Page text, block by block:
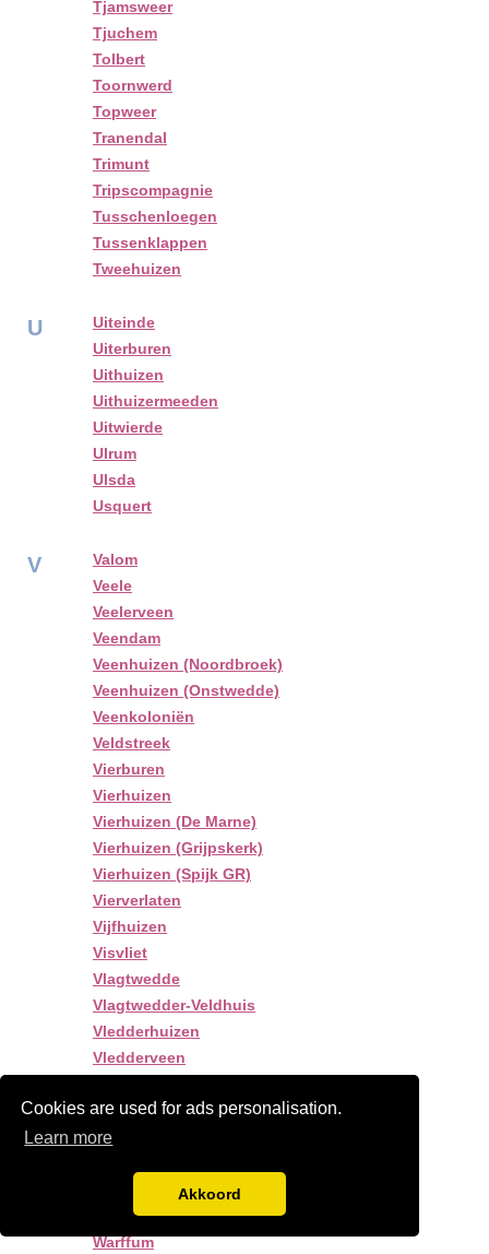
Cookies are used for ads personalisation.
Learn more
Akkoord
Tjamsweer
Tjuchem
Tolbert
Toornwerd
Topweer
Tranendal
Trimunt
Tripscompagnie
Tusschenloegen
Tussenklappen
Tweehuizen
U
Uiteinde
Uiterburen
Uithuizen
Uithuizermeeden
Uitwierde
Ulrum
Ulsda
Usquert
V
Valom
Veele
Veelerveen
Veendam
Veenhuizen (Noordbroek)
Veenhuizen (Onstwedde)
Veenkoloniën
Veldstreek
Vierburen
Vierhuizen
Vierhuizen (De Marne)
Vierhuizen (Grijpskerk)
Vierhuizen (Spijk GR)
Vierverlaten
Vijfhuizen
Visvliet
Vlagtwedde
Vlagtwedder-Veldhuis
Vledderhuizen
Vledderveen
Vosseberg
Vriescheloo
Wagenborgen
Warffum